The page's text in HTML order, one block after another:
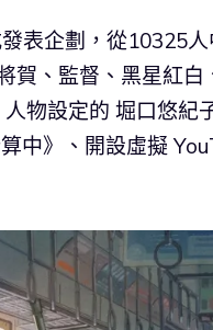
表企劃，從10325
賀、監督、黑星紅
物設定的 堀口悠
中》、開設虛擬